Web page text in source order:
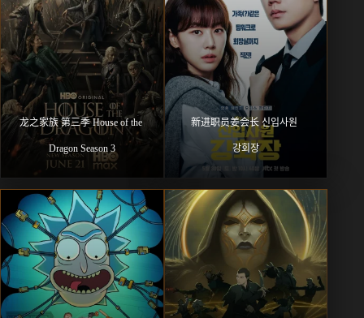
龙之家族 第三季 House of the
Dragon Season 3
新进职员姜会长 신입사원
강회장